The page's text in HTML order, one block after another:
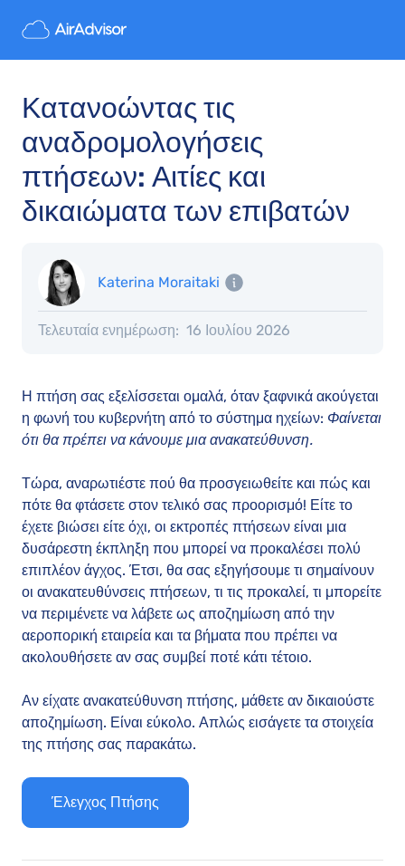
Κατανοώντας τις
αναδρομολογήσεις
πτήσεων: Αιτίες και
δικαιώματα των επιβατών
Katerina Moraitaki
Τελευταία ενημέρωση: 16 Ιουλίου 2026
Η πτήση σας εξελίσσεται ομαλά, όταν ξαφνικά ακούγεται
η φωνή του κυβερνήτη από το σύστημα ηχείων: Φαίνεται
ότι θα πρέπει να κάνουμε μια ανακατεύθυνση.
Τώρα, αναρωτιέστε πού θα προσγειωθείτε και πώς και
πότε θα φτάσετε στον τελικό σας προορισμό! Είτε το
έχετε βιώσει είτε όχι, οι εκτροπές πτήσεων είναι μια
δυσάρεστη έκπληξη που μπορεί να προκαλέσει πολύ
επιπλέον άγχος. Έτσι, θα σας εξηγήσουμε τι σημαίνουν
οι ανακατευθύνσεις πτήσεων, τι τις προκαλεί, τι μπορείτε
να περιμένετε να λάβετε ως αποζημίωση από την
αεροπορική εταιρεία και τα βήματα που πρέπει να
ακολουθήσετε αν σας συμβεί ποτέ κάτι τέτοιο.
Αν είχατε ανακατεύθυνση πτήσης, μάθετε αν δικαιούστε
αποζημίωση. Είναι εύκολο. Απλώς εισάγετε τα στοιχεία
της πτήσης σας παρακάτω.
Έλεγχος Πτήσης